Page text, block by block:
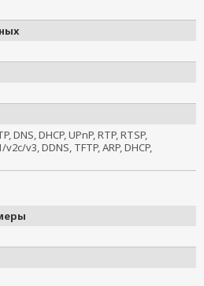
T
CT
CT-T
DNS, DHCP, UPnP, RTP, RTSP,
v3, DDNS, TFTP, ARP, DHCP,